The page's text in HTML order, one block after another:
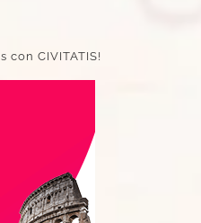
con CIVITATIS!